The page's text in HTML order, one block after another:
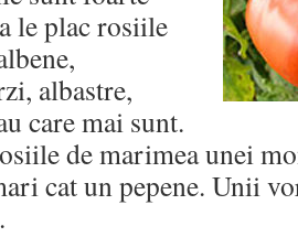
le plac rosiile
albastre,
care mai sunt.
de marimea unei
cat un pepene. Unii